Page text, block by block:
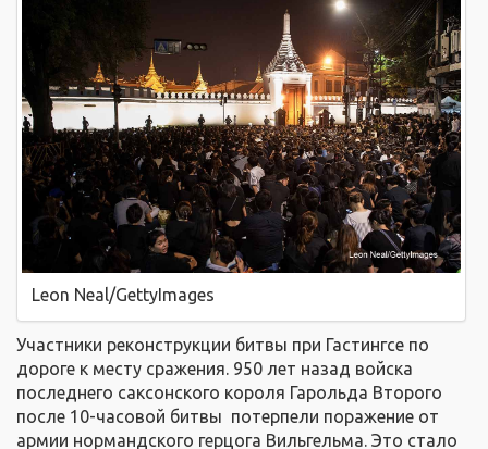
Leon Neal/GettyImages
Участники реконструкции битвы при Гастингсе по
дороге к месту сражения. 950 лет назад войска
последнего саксонского короля Гарольда Второго
после 10-часовой битвы потерпели поражение от
армии нормандского герцога Вильгельма. Это стало